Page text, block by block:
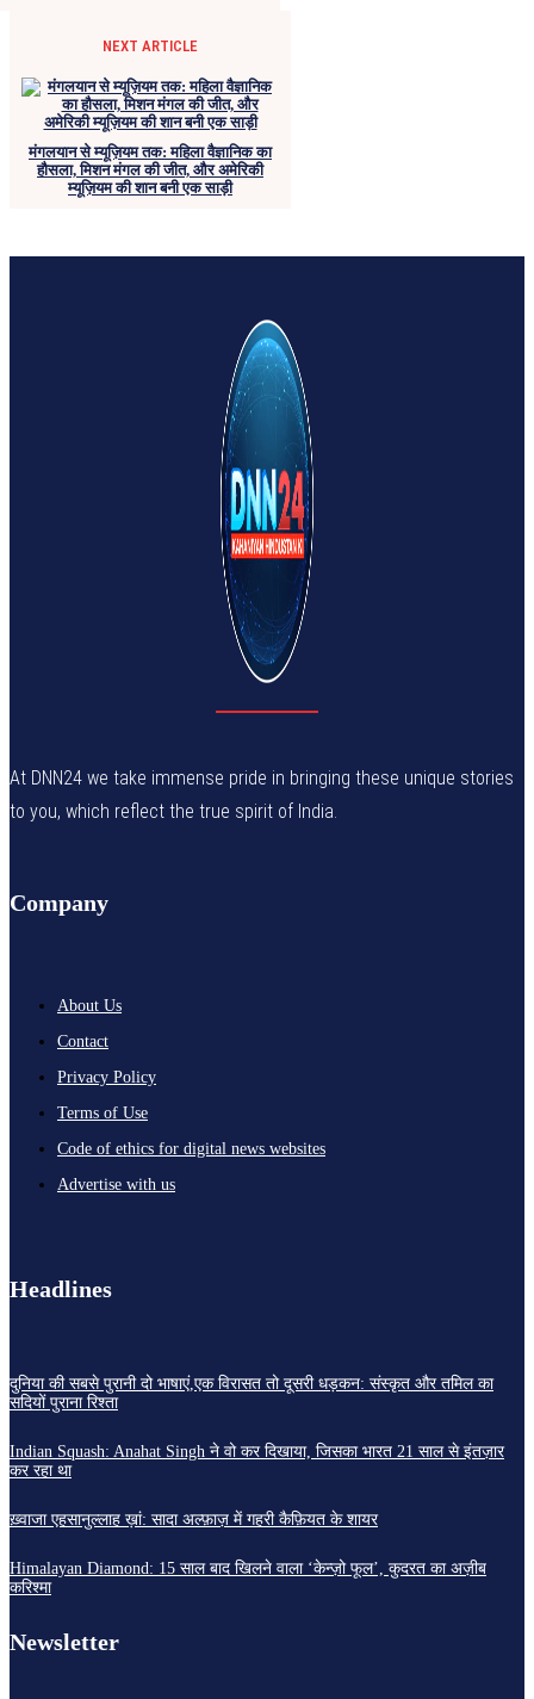
NEXT ARTICLE
मंगलयान से म्यूज़ियम तक: महिला वैज्ञानिक का
हौसला, मिशन मंगल की जीत, और अमेरिकी
म्यूज़ियम की शान बनी एक साड़ी
At DNN24 we take immense pride in bringing these unique stories
to you, which reflect the true spirit of India.
Company
About Us
Contact
Privacy Policy
Terms of Use
Code of ethics for digital news websites
Advertise with us
Headlines
दुनिया की सबसे पुरानी दो भाषाएं,एक विरासत तो दूसरी धड़कन: संस्कृत और तमिल का
सदियों पुराना रिश्ता
Indian Squash: Anahat Singh ने वो कर दिखाया, जिसका भारत 21 साल से इंतज़ार
कर रहा था
ख़्वाजा एहसानुल्लाह ख़ां: सादा अल्फ़ाज़ में गहरी कैफ़ियत के शायर
Himalayan Diamond: 15 साल बाद खिलने वाला ‘केन्ज़ो फूल’, कुदरत का अज़ीब
करिश्मा
Newsletter